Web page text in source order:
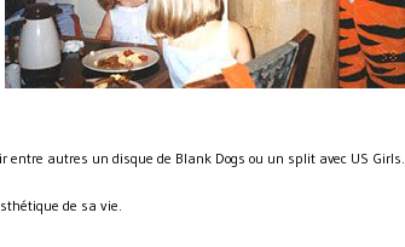
autres un disque de Blank Dogs ou un split avec US Girls.
de sa vie.